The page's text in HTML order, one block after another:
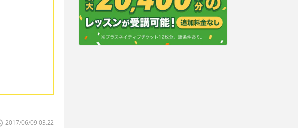
2017/06/09 03:22